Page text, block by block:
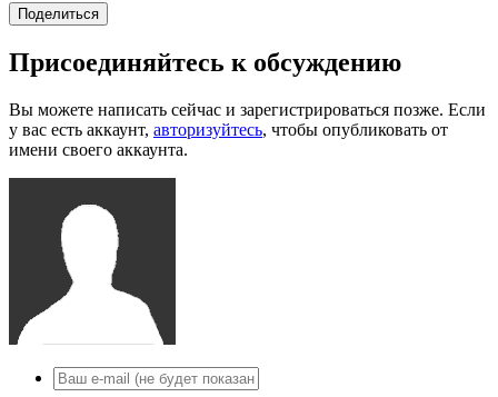
Поделиться
Присоединяйтесь к обсуждению
Вы можете написать сейчас и зарегистрироваться позже. Если
у вас есть аккаунт, авторизуйтесь, чтобы опубликовать от
имени своего аккаунта.